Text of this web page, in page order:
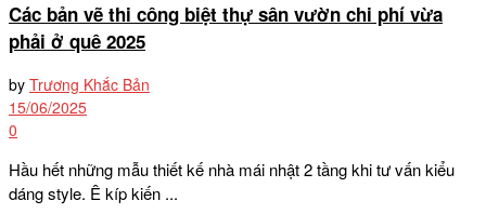
Các bản vẽ thi công biệt thự sân vườn chi phí vừa
phải ở quê 2025
by Trương Khắc Bản
15/06/2025
0
Hầu hết những mẫu thiết kế nhà mái nhật 2 tầng khi tư vấn kiểu
dáng style. Ê kíp kiến ...